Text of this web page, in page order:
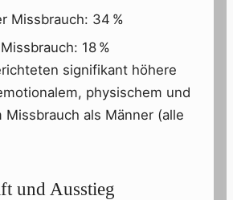
Missbrauch: 34 %
18 %
signifikant höhere
physischem und
Missbrauch als Männer (alle
und Ausstieg